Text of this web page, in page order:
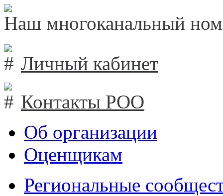
Наш многоканальный
Личный кабинет
Контакты РОО
Об организации
Оценщикам
Региональные